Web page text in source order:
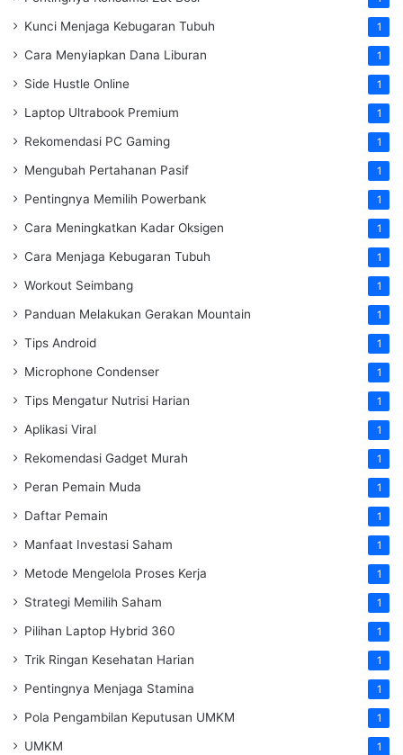
Kunci Menjaga Kebugaran Tubuh 1
Cara Menyiapkan Dana Liburan 1
Side Hustle Online 1
Laptop Ultrabook Premium 1
Rekomendasi PC Gaming 1
Mengubah Pertahanan Pasif 1
Pentingnya Memilih Powerbank 1
Cara Meningkatkan Kadar Oksigen 1
Cara Menjaga Kebugaran Tubuh 1
Workout Seimbang 1
Panduan Melakukan Gerakan Mountain 1
Tips Android 1
Microphone Condenser 1
Tips Mengatur Nutrisi Harian 1
Aplikasi Viral 1
Rekomendasi Gadget Murah 1
Peran Pemain Muda 1
Daftar Pemain 1
Manfaat Investasi Saham 1
Metode Mengelola Proses Kerja 1
Strategi Memilih Saham 1
Pilihan Laptop Hybrid 360 1
Trik Ringan Kesehatan Harian 1
Pentingnya Menjaga Stamina 1
Pola Pengambilan Keputusan UMKM 1
UMKM 1